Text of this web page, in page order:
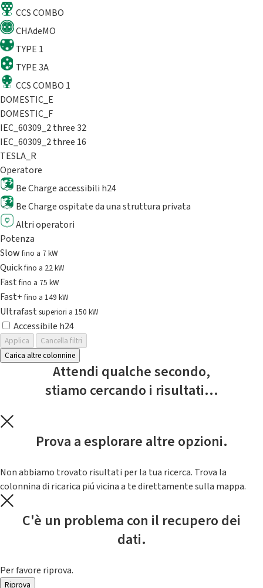
CCS COMBO
CHAdeMO
TYPE 1
TYPE 3A
CCS COMBO 1
DOMESTIC_E
DOMESTIC_F
IEC_60309_2 three 32
IEC_60309_2 three 16
TESLA_R
Operatore
Be Charge accessibili h24
Be Charge ospitate da una struttura privata
Altri operatori
Potenza
Slowfino a 7 kW
Quickfino a 22 kW
Fastfino a 75 kW
Fast+fino a 149 kW
Ultrafast superiori a 150 kW
Accessibile h24
Applica
Cancella filtri
Carica altre colonnine
Attendi qualche secondo,
stiamo cercando i risultati...
Prova a esplorare altre opzioni.
Non abbiamo trovato risultati per la tua ricerca. Trova la
colonnina di ricarica piú vicina a te direttamente sulla mappa.
C'è un problema con il recupero dei
dati.
Per favore riprova.
Riprova